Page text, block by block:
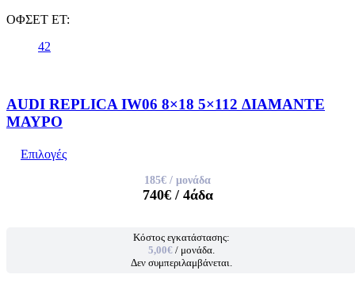
ΟΦΣΕΤ ET:
42
AUDI REPLICA IW06 8×18 5×112 ΔΙΑΜΑΝΤΕ
ΜΑΥΡΟ
Επιλογές
185€ / μονάδα
740€/ 4άδα
Κόστος εγκατάστασης:
5,00€ / μονάδα.
Δεν συμπεριλαμβάνεται.